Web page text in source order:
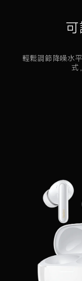
輕鬆調節降噪水
式